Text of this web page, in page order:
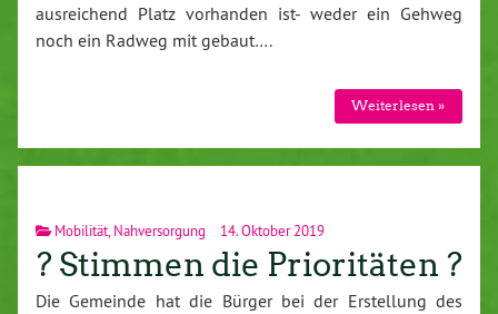
ausreichend Platz vorhanden ist- weder ein Gehweg
noch ein Radweg mit gebaut….
Weiterlesen »
Mobilität Nahversorgung 14. Oktober 2019
? Stimmen die Prioritäten ?
Die Gemeinde hat die Bürger bei der Erstellung des